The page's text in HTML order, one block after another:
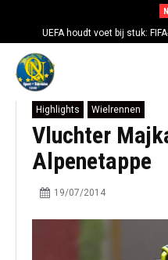
UEFA houdt voet bij stuk:
Highlights Wielrennen
Vluchter
Alpenetappe
19/07/2014